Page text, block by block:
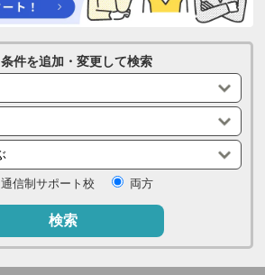
条件を追加・変更して検索
通信制サポート校 両方
検索